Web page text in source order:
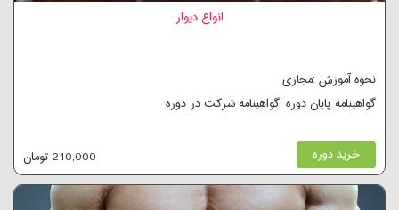
انواع دیوار
نحوه آموزش :مجازی
گواهینامه پایان دوره :گواهینامه شرکت در دوره
خرید دوره 210,000 تومان